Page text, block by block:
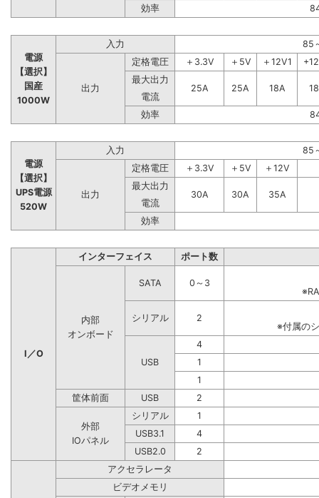
効率
電源
【選択】
国産
1000W
入力 85
出力
定格電圧 ＋3.3V ＋5V ＋12V1
最大出力
25A
25A 18A
電流
効率
電源
【選択】
UPS電源
520W
入力 85
出力
定格電圧 ＋3.3V ＋5V
＋12V
最大出力
30A
30A
35A
電流
効率
I／O
インターフェイス ポート数
内部
オンボード
SATA
0～3
シリアル
2
※付属の
USB
4
1
1
筐体前面
USB 2
外部
IOパネル
シリアル
1
USB3.1
4
USB2.0
2
アクセラレータ
ビデオメモリ